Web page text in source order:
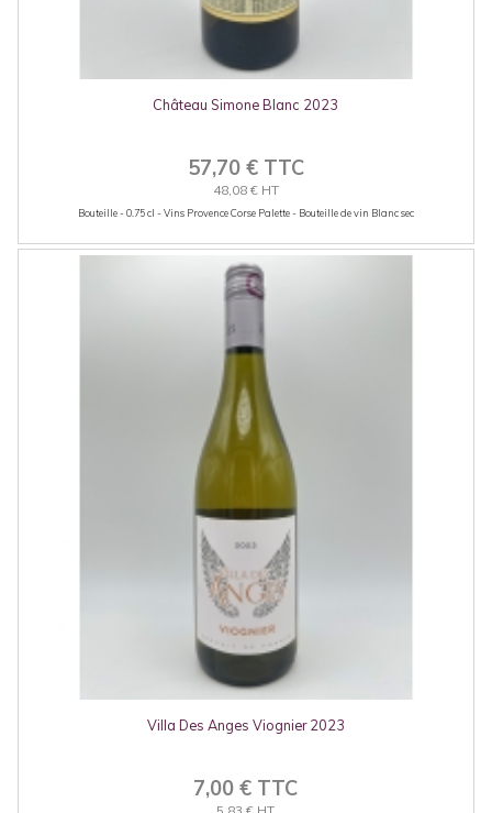
Château Simone Blanc 2023
57,70 € TTC
48,08 € HT
Bouteille - 0.75 cl - Vins Provence Corse Palette - Bouteille de vin Blanc sec
Villa Des Anges Viognier 2023
7,00 € TTC